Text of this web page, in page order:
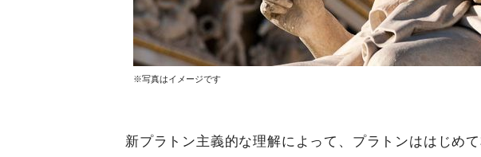
※写真はイメージです
新プラトン主義的な理解によって、プラトンははじめ